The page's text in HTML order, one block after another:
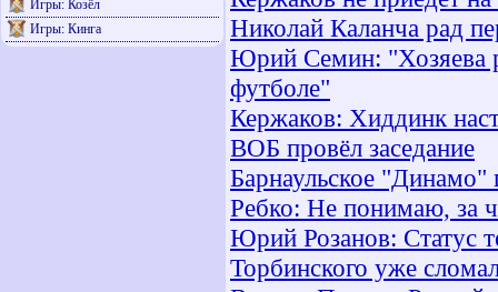
Игры: Козёл
Игры: Кинга
Николай Каланча рад
Юрий Семин: "Хозяева
футболе"
Кержаков: Хиддинк
ВОБ провёл заседание
Барнаульское "Динамо"
Ребко: Не понимаю, за
Юрий Розанов: Статус
Торбинского уже